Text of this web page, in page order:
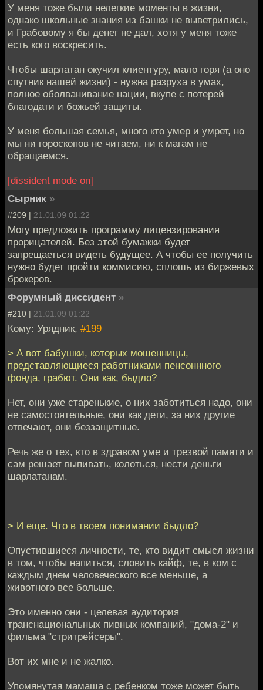
У меня тоже были нелегкие моменты в жизни,
однако школьные знания из башки не выветрились,
и Грабовому я бы денег не дал, хотя у меня тоже
есть кого воскресить.
Чтобы шарлатан окучил клиентуру, мало горя (а оно
спутник нашей жизни) - нужна разруха в умах,
полное оболванивание нации, вкупе с потерей
благодати и божьей защиты.
У меня большая семья, много кто умер и умрет, но
мы ни гороскопов не читаем, ни к магам не
обращаемся.
[dissident mode on]
Сырник »
#209 | 21.01.09 01:22
Могу предложить программу лицензирования
прорицателей. Без этой бумажки будет
запрещаеться видеть будущее. А чтобы ее получить
нужно будет пройти коммисию, сплошь из биржевых
брокеров.
Форумный диссидент »
#210 | 21.01.09 01:22
Кому: Урядник, #199
> А вот бабушки, которых мошенницы,
представляющиеся работниками пенсоннного
фонда, грабют. Они как, быдло?
Нет, они уже старенькие, о них заботиться надо, они
не самостоятельные, они как дети, за них другие
отвечают, они беззащитные.
Речь же о тех, кто в здравом уме и трезвой памяти и
сам решает выпивать, колоться, нести деньги
шарлатанам.
> И еще. Что в твоем понимании быдло?
Опустившиеся личности, те, кто видит смысл жизни
в том, чтобы напиться, словить кайф, те, в ком с
каждым днем человеческого все меньше, а
животного все больше.
Это именно они - целевая аудитория
транснациональных пивных компаний, "дома-2" и
фильма "стритрейсеры".
Вот их мне и не жалко.
Упомянутая мамаша с ребенком тоже может быть